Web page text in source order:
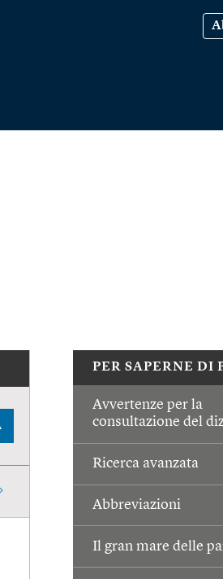
PER SAPERNE DI
Avvertenze per la
consultazione del
Ricerca avanzata
Abbreviazioni
Il gran mare delle